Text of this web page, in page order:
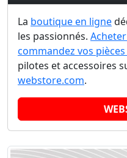
La boutique en ligne
les passionnés.
commandez vos
pilotes et accessoires
webstore.com.